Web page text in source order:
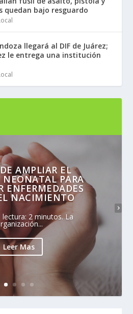
quedan bajo resguardo
llegará al DIF de Juárez;
le entrega una institución
AMPLIAR EL
PARA
ENFERMEDADES
NACIMIENTO
2 minutos. La
Leer Mas